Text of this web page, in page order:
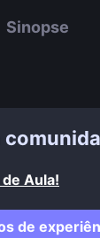
Sinopse
Aula!
de